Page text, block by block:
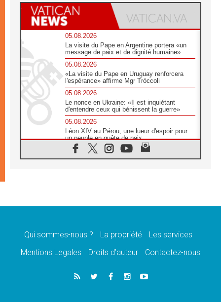
05.08.2026
La visite du Pape en Argentine portera «un
message de paix et de dignité humaine»
05.08.2026
«La visite du Pape en Uruguay renforcera
l'espérance» affirme Mgr Tróccoli
05.08.2026
Le nonce en Ukraine: «Il est inquiétant
d'entendre ceux qui bénissent la guerre»
05.08.2026
Léon XIV au Pérou, une lueur d'espoir pour
un peuple en quête de paix
05.08.2026
SCEAM: L'Église en Afrique vers
en Argentine et au Pérou
Audience générale: la prière est un acte
04.08.2026
Léon XIV invite les Chevaliers de Colomb à
Qui sommes-nous ? La propriété
Les services
Mentions Legales
Droits d’auteur Contactez-nous